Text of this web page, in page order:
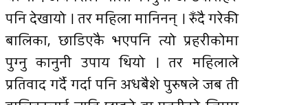
पनि देखायो । तर महिला मानिनन् । रुँदै गरेकी
बालिका, छाडिएकै भएपनि त्यो प्रहरीकोमा
पुग्नु कानुनी उपाय थियो । तर महिलाले
प्रतिवाद गर्दै गर्दा पनि अधबैशे पुरुषले जब ती